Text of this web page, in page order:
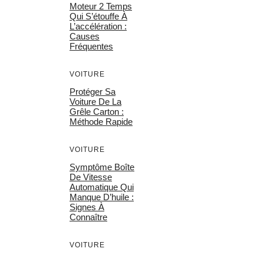
Moteur 2 Temps
Qui S’étouffe À
L’accélération :
Causes
Fréquentes
VOITURE
Protéger Sa
Voiture De La
Grêle Carton :
Méthode Rapide
VOITURE
Symptôme Boîte
De Vitesse
Automatique Qui
Manque D’huile :
Signes À
Connaître
VOITURE